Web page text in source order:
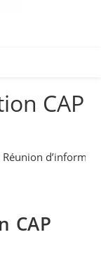
CAP
Réunion
CAP